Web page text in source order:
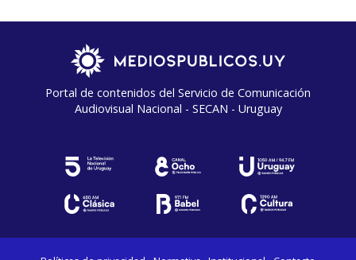
Portal de contenidos del Servicio de Comunicación
Audiovisual Nacional - SECAN - Uruguay